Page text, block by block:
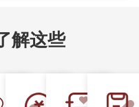
解这些